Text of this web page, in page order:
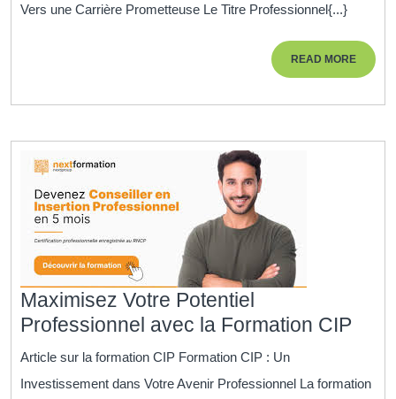
:
Ouvre
Portes
Vers une Carrière Prometteuse Le Titre Professionnel{...}
READ MOREREAD
MORE
Maximisez Votre Potentiel
Professionnel avec la Formation CIP
Article sur la formation CIP Formation CIP : Un
Investissement dans Votre Avenir Professionnel La formation